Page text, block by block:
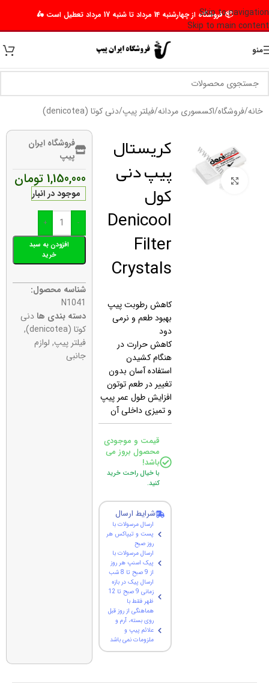
Skip to navigation
Skip to main content
📦 فروشگاه از چهارشنبه 14 مرداد تا شنبه 17 مرداد تعطیل است 🛵
منو
خانه/فروشگاه/اکسسوری مردانه/فیلتر پیپ/دنی کوتا (denicotea)
برای بزرگنمایی کلیک کنید
کریستال
پیپ دنی
کول
Denicool
Filter
Crystals
کاهش رطوبت پیپ
بهبود طعم و نرمی
دود
کاهش حرارت در
هنگام کشیدن
استفاده آسان بدون
تغییر در طعم توتون
افزایش طول عمر پیپ
و تمیزی داخلی آن
قیمت و موجودی
محصول بروز می
باشد!
با خیال راحت خرید
کنید.
شرایط ارسال
ارسال مرسولات با
پست و تیپاکس هر
روز صبح
ارسال مرسولات با
پیک اسنپ هر روز
از 9 صبح تا 8 شب
ارسال پیک در بازه
زمانی 9 صبح تا 12
ظهر فقط با
هماهنگی از روز قبل
روی بسته، آرم و
علائم پیپ و
ملزومات نمی باشد
فروشگاه ایران
پیپ
1,150,000 تومان
موجود در انبار
-
+
افزودن به سبد
خرید
شناسه محصول:
N1041
دسته بندی ها دنی
کوتا (denicotea)
,
فیلتر پیپ, لوازم
جانبی